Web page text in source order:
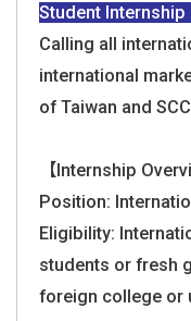
Student
Calling all
international
of Taiwan and
【Internship
Position:
Eligibility:
students or fresh
foreign college or